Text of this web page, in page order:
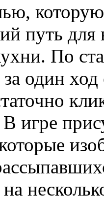
которую
путь для
По
один
игре